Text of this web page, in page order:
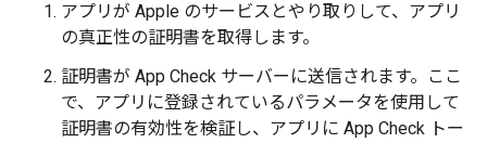
アプリが Apple のサービスとやり取りして、アプリ
の真正性の証明書を取得します。
証明書が App Check サーバーに送信されます。ここ
で、アプリに登録されているパラメータを使用して
証明書の有効性を検証し、アプリに App Check トー